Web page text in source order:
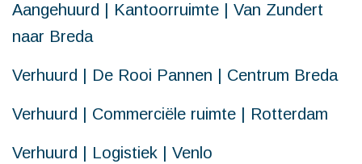
Aangehuurd | Kantoorruimte | Van Zundert
naar Breda
Verhuurd | De Rooi Pannen | Centrum Breda
Verhuurd | Commerciële ruimte | Rotterdam
Verhuurd | Logistiek | Venlo